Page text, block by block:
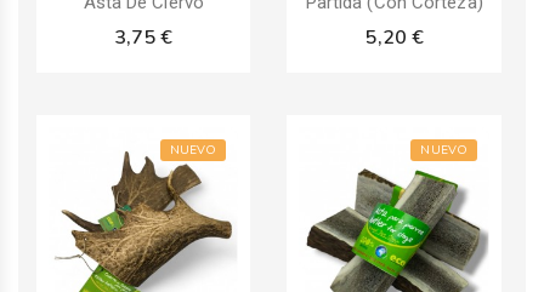
3,75 € 5,20 €
NUEVO NUEVO